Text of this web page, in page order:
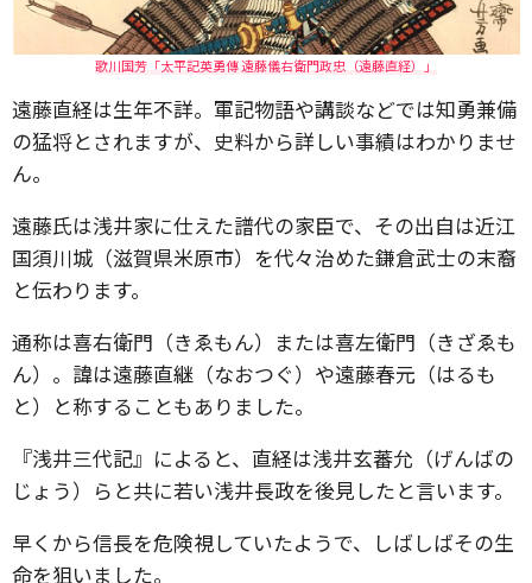
歌川国芳「太平記英勇傳 遠藤儀右衛門政忠（遠藤直経）」
遠藤直経は生年不詳。軍記物語や講談などでは知勇兼備
の猛将とされますが、史料から詳しい事績はわかりませ
ん。
遠藤氏は浅井家に仕えた譜代の家臣で、その出自は近江
国須川城（滋賀県米原市）を代々治めた鎌倉武士の末裔
と伝わります。
通称は喜右衛門（きゑもん）または喜左衛門（きざゑも
ん）。諱は遠藤直継（なおつぐ）や遠藤春元（はるも
と）と称することもありました。
『浅井三代記』によると、直経は浅井玄蕃允（げんばの
じょう）らと共に若い浅井長政を後見したと言います。
早くから信長を危険視していたようで、しばしばその生
命を狙いました。